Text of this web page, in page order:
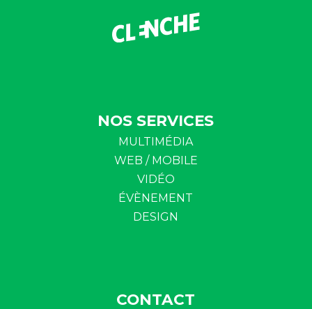
NOS SERVICES
MULTIMÉDIA
WEB / MOBILE
VIDÉO
ÉVÈNEMENT
DESIGN
CONTACT